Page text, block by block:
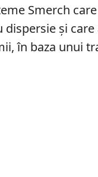
Smerch
și
în baza unui